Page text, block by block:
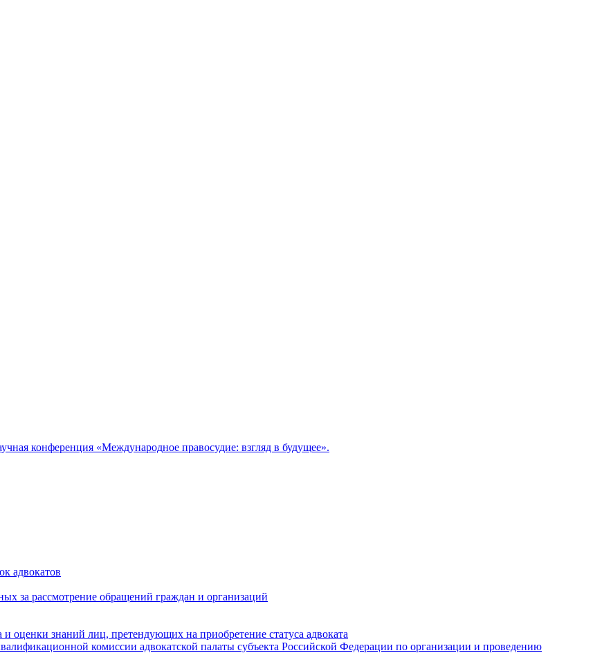
конференция «Международное правосудие: взгляд в будущее».
адвокатов
за рассмотрение обращений граждан и организаций
оценки знаний лиц, претендующих на приобретение статуса адвоката
комиссии адвокатской палаты субъекта Российской Федерации по организации и проведению